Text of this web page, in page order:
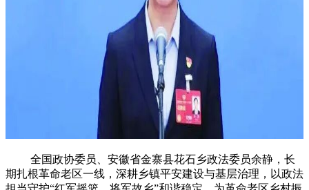
全国政协委员、安徽省金寨县花石乡政法委员余静，长
期扎根革命老区一线，深耕乡镇平安建设与基层治理，以政法